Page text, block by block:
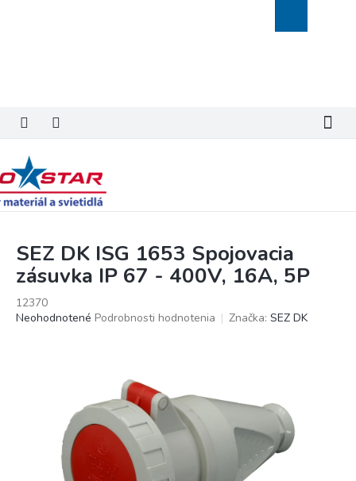
košík
SEZ DK ISG 1653 Spojovacia
zásuvka IP 67 - 400V, 16A, 5P
12370
Priemerné
hviezdičiek.
Neohodnotené Podrobnosti hodnotenia Značka: SEZ DK